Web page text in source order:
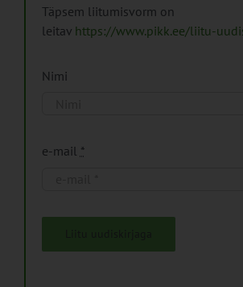
Täpsem liitumisvorm on
leitav https://www.pikk.ee/liitu-
Nimi
e-mail *